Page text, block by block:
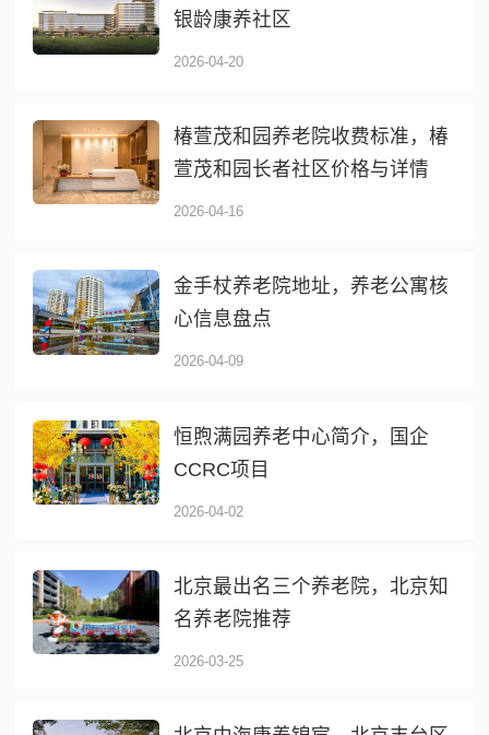
银龄康养社区
2026-04-20
椿萱茂和园养老院收费标准，椿
萱茂和园长者社区价格与详情
2026-04-16
金手杖养老院地址，养老公寓核
心信息盘点
2026-04-09
恒煦满园养老中心简介，国企
CCRC项目
2026-04-02
北京最出名三个养老院，北京知
名养老院推荐
2026-03-25